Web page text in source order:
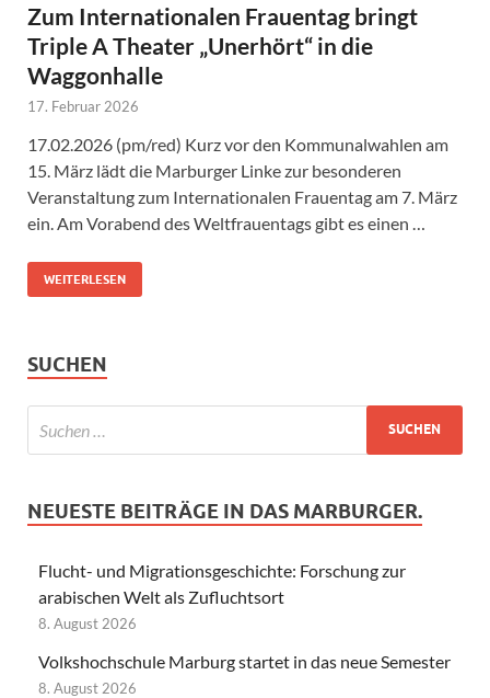
Zum Internationalen Frauentag bringt
Triple A Theater „Unerhört“ in die
Waggonhalle
17. Februar 2026
17.02.2026 (pm/red) Kurz vor den Kommunalwahlen am
15. März lädt die Marburger Linke zur besonderen
Veranstaltung zum Internationalen Frauentag am 7. März
ein. Am Vorabend des Weltfrauentags gibt es einen …
WEITERLESEN
SUCHEN
NEUESTE BEITRÄGE IN DAS MARBURGER.
Flucht- und Migrationsgeschichte: Forschung zur
arabischen Welt als Zufluchtsort
8. August 2026
Volkshochschule Marburg startet in das neue Semester
8. August 2026